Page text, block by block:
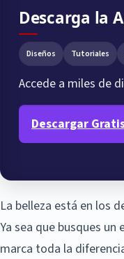
Descarga la
Diseños Tutoriales
Accede a miles de
Descargar
La belleza está en los
Ya sea que busques
marca toda la